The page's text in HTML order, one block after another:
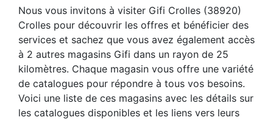
Nous vous invitons à visiter Gifi Crolles (38920)
Crolles pour découvrir les offres et bénéficier des
services et sachez que vous avez également accès
à 2 autres magasins Gifi dans un rayon de 25
kilomètres. Chaque magasin vous offre une variété
de catalogues pour répondre à tous vos besoins.
Voici une liste de ces magasins avec les détails sur
les catalogues disponibles et les liens vers leurs